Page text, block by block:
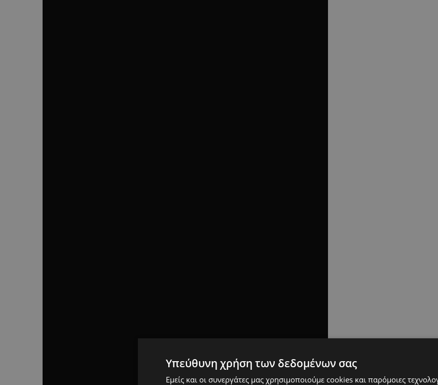
Υπεύθυνη χρήση των δεδομένων σας
Εμείς και οι συνεργάτες μας χρησιμοποιούμε cookies και παρόμοιες